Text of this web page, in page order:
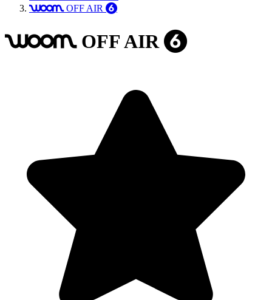
woom OFF AIR 6
woom OFFAIR 6